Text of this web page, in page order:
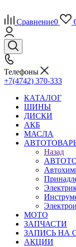
Сравнение0
Телефоны
+7(4742) 370-333
КАТАЛОГ
ШИНЫ
ДИСКИ
АКБ
МАСЛА
Назад
МОТО
ЗАПЧАСТИ
ЗАПИСЬ НА
АКЦИИ